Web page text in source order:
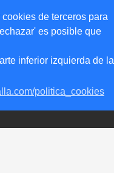
de terceros para
es posible que
inferior izquierda de la
politica_cookies